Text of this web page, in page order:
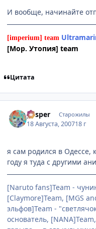
И вообще, начинайте
[imperium] team
[Мор. Утопия] team
Цитата
gesper Старожилы
18 Августа, 200718 г
я сам родился в Одессе,
году я туда с другими
[Naruto fans]Team -
[Claymore]Team, [MGS
эльфов]Team -
основатель,